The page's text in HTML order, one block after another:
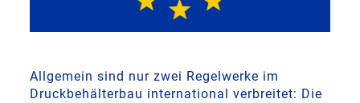
Allgemein sind nur zwei Regelwerke im
Druckbehälterbau international verbreitet: Die